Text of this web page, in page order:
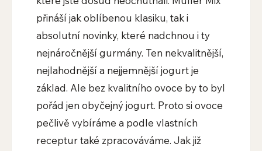
přináší jak oblíbenou klasiku, tak i
absolutní novinky, které nadchnou i ty
nejnáročnější gurmány. Ten nekvalitnější,
nejlahodnější a nejjemnější jogurt je
základ. Ale bez kvalitního ovoce by to byl
pořád jen obyčejný jogurt. Proto si ovoce
pečlivě vybíráme a podle vlastních
receptur také zpracováváme. Jak již